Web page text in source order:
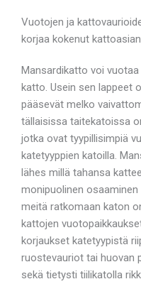
Vuotojen ja
korjaa kokenut
Mansardikatto voi
katto. Usein sen lappeet
pääsevät melko
tällaisissa taitekatoissa
jotka ovat tyypillisimpiä
katetyyppien katoilla.
lähes millä tahansa
monipuolinen
meitä ratkomaan katon
kattojen
korjaukset katetyypistä
ruostevauriot tai huovan
sekä tietysti tiilikatolla